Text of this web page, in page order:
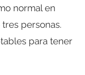
normal en
personas.
para tener